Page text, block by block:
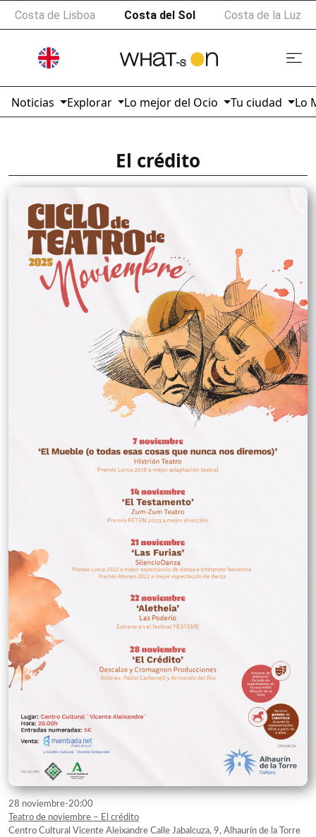
Costa de Lisboa Costa de la Luz
Costa del Sol
Noticias Explorar Lo mejor del Ocio Tu ciudad Lo
El crédito
28 noviembre-20:00
Teatro de noviembre – El crédito
Centro Cultural Vicente Aleixandre Calle Jabalcuza, 9, Alhaurín de la Torre